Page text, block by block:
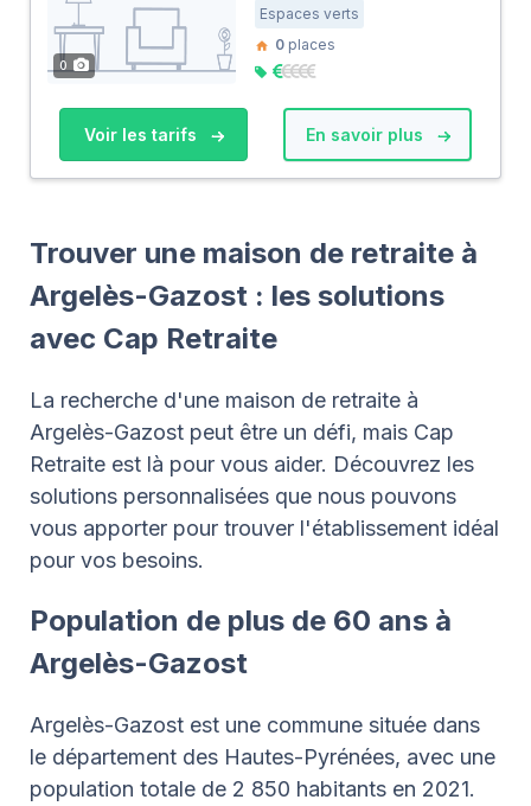
0
Espaces verts
0 places
Voir les tarifs En savoir plus
Trouver une maison de retraite à
Argelès-Gazost : les solutions
avec Cap Retraite
La recherche d'une maison de retraite à
Argelès-Gazost peut être un défi, mais Cap
Retraite est là pour vous aider. Découvrez les
solutions personnalisées que nous pouvons
vous apporter pour trouver l'établissement idéal
pour vos besoins.
Population de plus de 60 ans à
Argelès-Gazost
Argelès-Gazost est une commune située dans
le département des Hautes-Pyrénées, avec une
population totale de 2 850 habitants en 2021.